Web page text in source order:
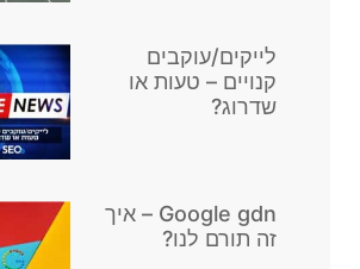
לייקים/עוקבים
קנויים – טעות או
שדרוג?
Google gdn – איך
זה תורם לנו?